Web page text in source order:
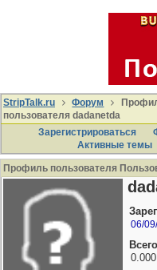
StripTalk.ru Форум
пользователя dadanetda
Зарегистрироваться
Активные темы
Профиль пользователя
06/
0.000